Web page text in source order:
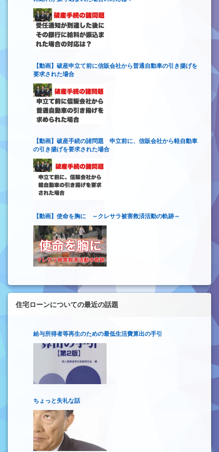
【動画】破産申立て前に信販会社から普通自動車の引き揚げを
要求された場合
【動画】破産手続の諸問題 申立前に、信販会社から軽自動車
の引き揚げを要求された場合
【動画】使命を胸に ～クレサラ被害救済活動の軌跡～
住宅ローンについての最近の話題
給与所得者等再生のための最低生活費算出の手引
ちょっと失礼な話